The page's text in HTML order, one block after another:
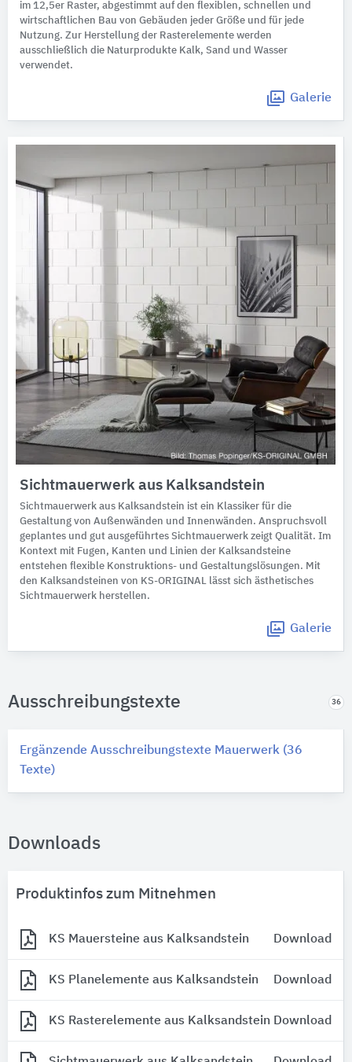
im 12,5er Raster, abgestimmt auf den flexiblen, schnellen und
wirtschaftlichen Bau von Gebäuden jeder Größe und für jede
Nutzung. Zur Herstellung der Rasterelemente werden
ausschließlich die Naturprodukte Kalk, Sand und Wasser
verwendet.
Galerie
Sichtmauerwerk aus Kalksandstein
Sichtmauerwerk aus Kalksandstein ist ein Klassiker für die
Gestaltung von Außenwänden und Innenwänden. Anspruchsvoll
geplantes und gut ausgeführtes Sichtmauerwerk zeigt Qualität. Im
Kontext mit Fugen, Kanten und Linien der Kalksandsteine
entstehen flexible Konstruktions- und Gestaltungslösungen. Mit
den Kalksandsteinen von KS-ORIGINAL lässt sich ästhetisches
Sichtmauerwerk herstellen.
Galerie
Ausschreibungstexte 36
Ergänzende Ausschreibungstexte Mauerwerk (36
Texte)
Downloads
Produktinfos zum Mitnehmen
KS Mauersteine aus Kalksandstein Download
KS Planelemente aus Kalksandstein Download
KS Rasterelemente aus Kalksandstein Download